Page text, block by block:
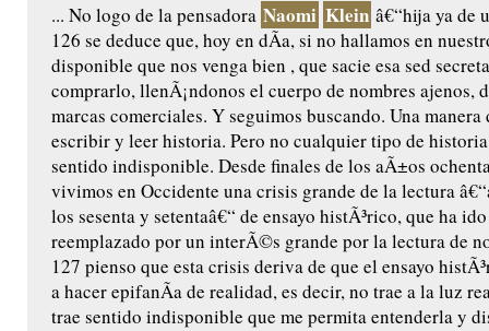
... No logo de la pensadora Naomi Klein â€“hija ya de
126 se deduce que, hoy en dÃ­a, si no hallamos en
disponible que nos venga bien , que sacie esa sed
comprarlo, llenÃ¡ndonos el cuerpo de nombres ajenos,
marcas comerciales. Y seguimos buscando. Una manera
escribir y leer historia. Pero no cualquier tipo de
sentido indisponible. Desde finales de los aÃ±os
vivimos en Occidente una crisis grande de la lectura
los sesenta y setentaâ€“ de ensayo histÃ³rico, que ha
reemplazado por un interÃ©s grande por la lectura de
127 pienso que esta crisis deriva de que el ensayo
a hacer epifanÃ­a de realidad, es decir, no trae a la luz
trae sentido indisponible que me permita entenderla y